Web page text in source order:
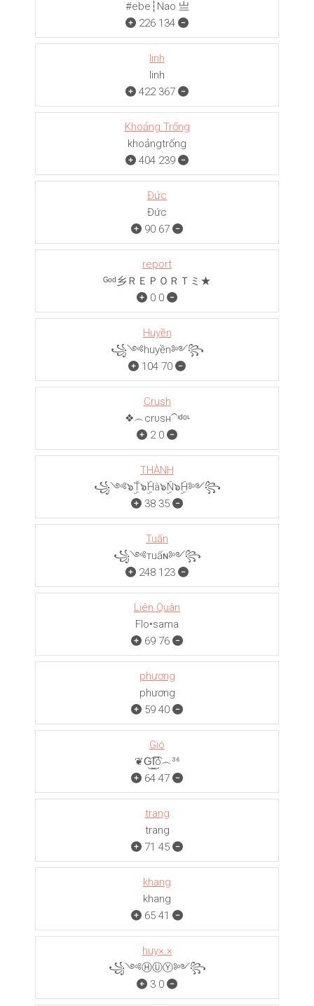
#ebe┆Nao 亗
226 134
linh
linh
422 367
Khoảng Trống
khoảngㅤㅤㅤtrống
404 239
Đức
Đức
90 67
report
ᴳᵒᵈ乡ＲＥＰＯＲＴミ★
0 0
Huyền
꧁༺huyền༻꧂
104 70
Crush
❖︵crυѕн⁀ᶦᵈᵒᶫ
2 0
THÀNH
꧁༺๖ۣۜT๖ۣۜHà๖ۣۜN๖ۣۜH༻꧂
38 35
Tuấn
꧁༺тuấɴ༻꧂
248 123
Liên Quân
Flo•sama
69 76
phương
phương
59 40
Gió
❦G͜͡I͜͡ó︵³⁶
64 47
trang
trang
71 45
khang
khang
65 41
huy×.×
꧁༺ⒽⓊⓎ༻꧂
3 0